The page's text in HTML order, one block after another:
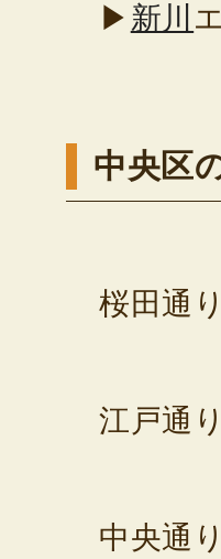
▶ 新川
中央区
桜田通
江戸通
中央通